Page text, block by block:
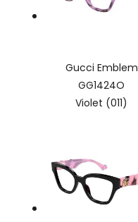
Gucci Emblem
GG1424O
Violet (011)